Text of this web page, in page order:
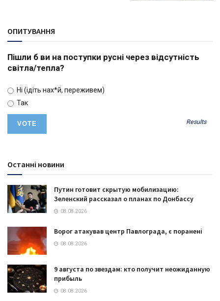
ОПИТУВАННЯ
Пішли б ви на поступки русні через відсутність
світла/тепла?
Ні (ідіть нах*й, переживем)
Так
Results
Останні новини
Путин готовит скрытую мобилизацию:
Зеленский рассказал о планах по Донбассу
08.08.2026
Ворог атакував центр Павлограда, є поранені
08.08.2026
9 августа по звездам: кто получит неожиданную
прибыль
08.08.2026